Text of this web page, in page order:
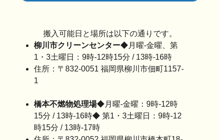
搬入可能日と場所は以下の通りです。
柳川市クリーンセンター◆月曜-金曜、第
1・3土曜日：9時-12時15分 / 13時-16時
住所：〒832-0051 福岡県柳川市佃町1157-
1
橋本不燃物処理場◆月曜-金曜：9時-12時
15分 / 13時-16時◆ 第1・3土曜日：9時-12
時15分 / 13時-17時